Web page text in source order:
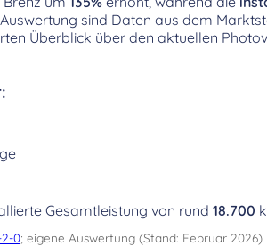
sind Daten aus dem
Überblick über den aktuellen
Gesamtleistung von rund 18.700
0; eigene Auswertung (Stand: Februar 2026)